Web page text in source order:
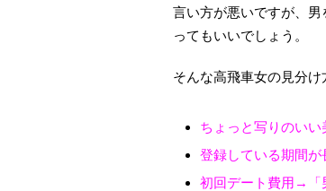
言い方が悪いですが、
ってもいいでしょう。
そんな高飛車女の見分け
ちょっと写りのい
登録している期間が
初回デート費用→「